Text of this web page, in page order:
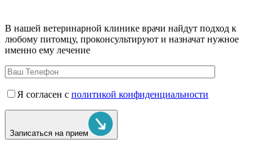
В нашей ветеринарной клинике врачи найдут подход к
любому питомцу, проконсультируют и назначат нужное
именно ему лечение
Я согласен с политикой конфиденциальности
Записаться на прием